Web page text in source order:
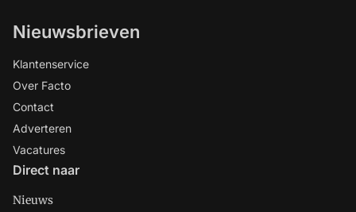
Nieuwsbrieven
Klantenservice
Over Facto
Contact
Adverteren
Vacatures
Direct naar
Nieuws